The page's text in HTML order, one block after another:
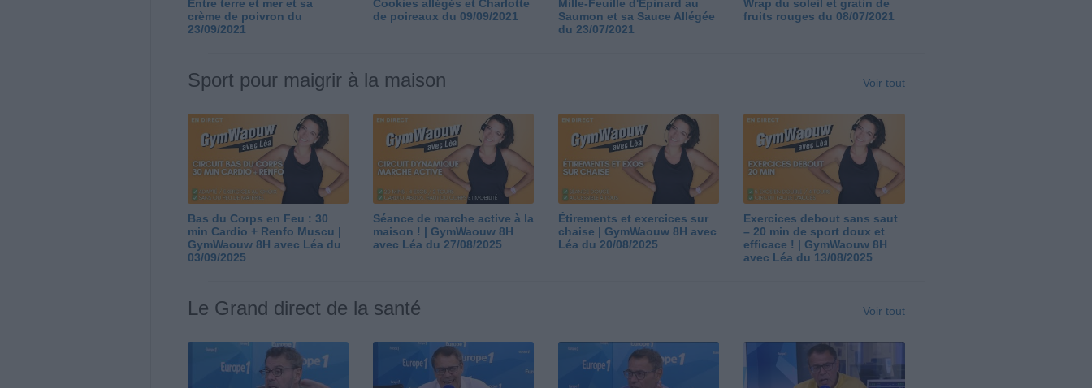
Entre terre et mer et sa
crème de poivron du
23/09/2021
Cookies allégés et Charlotte
de poireaux du 09/09/2021
Mille-Feuille d'Épinard au
Saumon et sa Sauce Allégée
du 23/07/2021
Wrap du soleil et gratin de
fruits rouges du 08/07/2021
Sport pour maigrir à la maison Voir tout
Bas du Corps en Feu : 30
min Cardio + Renfo Muscu |
GymWaouw 8H avec Léa du
03/09/2025
Séance de marche active à la
maison ! | GymWaouw 8H
avec Léa du 27/08/2025
Étirements et exercices sur
chaise | GymWaouw 8H avec
Léa du 20/08/2025
Exercices debout sans saut
– 20 min de sport doux et
efficace ! | GymWaouw 8H
avec Léa du 13/08/2025
Le Grand direct de la santé Voir tout